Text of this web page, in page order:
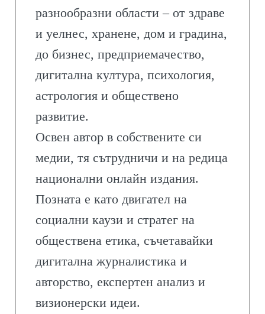
разнообразни области – от здраве
и уелнес, хранене, дом и градина,
до бизнес, предприемачество,
дигитална култура, психология,
астрология и обществено
развитие.
Освен автор в собствените си
медии, тя сътрудничи и на редица
национални онлайн издания.
Позната е като двигател на
социални каузи и стратег на
обществена етика, съчетавайки
дигитална журналистика и
авторство, експертен анализ и
визионерски идеи.